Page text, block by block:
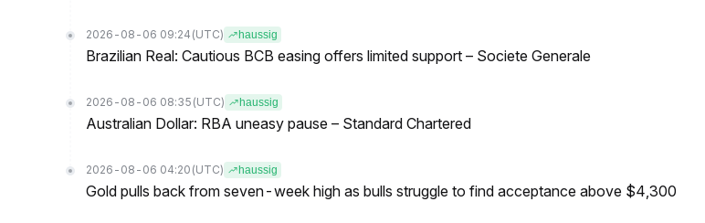
2026-08-06 09:24 (UTC) haussig
Brazilian Real: Cautious BCB easing offers limited support – Societe Generale
2026-08-06 08:35 (UTC) haussig
Australian Dollar: RBA uneasy pause – Standard Chartered
2026-08-06 04:20 (UTC) haussig
Gold pulls back from seven-week high as bulls struggle to find acceptance above $4,300